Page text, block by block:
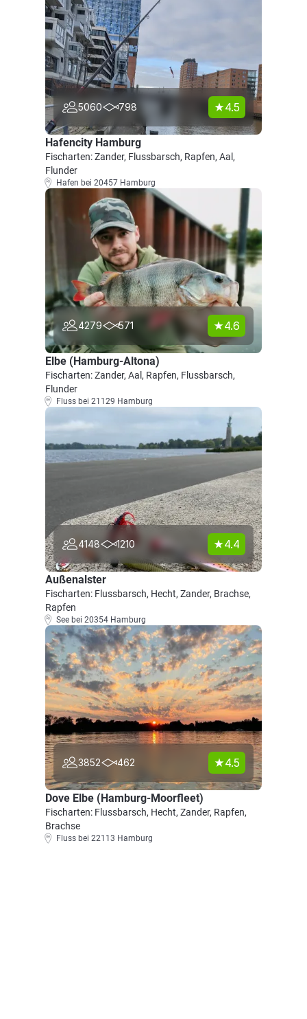
5060 798 4.5
Hafencity Hamburg
Fischarten: Zander, Flussbarsch, Rapfen, Aal,
Flunder
Hafen bei 20457 Hamburg
4279 571 4.6
Elbe (Hamburg-Altona)
Fischarten: Zander, Aal, Rapfen, Flussbarsch,
Flunder
Fluss bei 21129 Hamburg
4148 1210 4.4
Außenalster
Fischarten: Flussbarsch, Hecht, Zander, Brachse,
Rapfen
See bei 20354 Hamburg
3852 462 4.5
Dove Elbe (Hamburg-Moorfleet)
Fischarten: Flussbarsch, Hecht, Zander, Rapfen,
Brachse
Fluss bei 22113 Hamburg